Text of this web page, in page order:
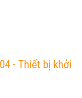
- Thiết bị khởi